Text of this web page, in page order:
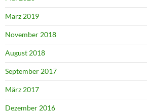
März 2019
November 2018
August 2018
September 2017
März 2017
Dezember 2016